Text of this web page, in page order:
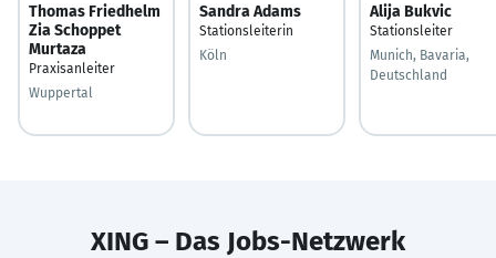
Thomas Friedhelm
Zia Schoppet
Murtaza
Praxisanleiter
Wuppertal
Sandra Adams
Stationsleiterin
Köln
Alija Bukvic
Stationsleiter
Munich, Bavaria,
Deutschland
XING – Das Jobs-Netzwerk